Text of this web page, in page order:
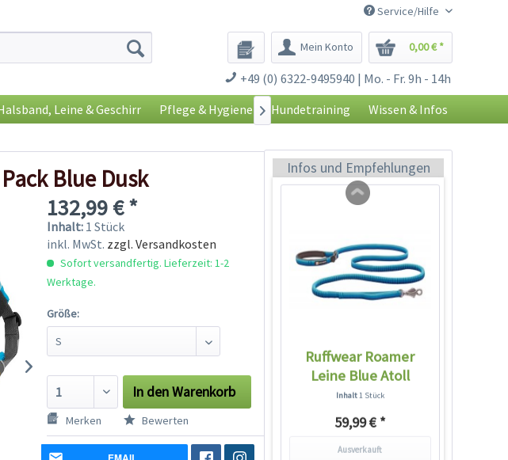
Service/Hilfe
Mein Konto 0,00 € *
+49 (0) 6322-9495940 | Mo. - Fr. 9h - 14h
Leine & Geschirr Pflege & Hygiene Hundetraining Wissen & Infos

Blue Dusk
132,99 € *
Inhalt: 1 Stück
inkl. MwSt. zzgl. Versandkosten
Sofort versandfertig. Lieferzeit: 1-2
Werktage.
Größe:
In den Warenkorb
Merken Bewerten
Infos und Empfehlungen
Trinkblase für
Singletrak Pack
12,99 € *
Ruffwear Roamer
Leine Blue Atoll
Inhalt1 Stück
59,99 € *
Ausverkauft